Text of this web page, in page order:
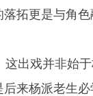
拓更是与角
出戏并非始
后来杨派老生